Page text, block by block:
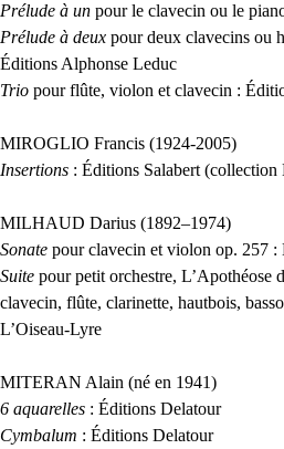
Prélude à un pour le clavecin ou le
Prélude à deux pour deux clavecins ou
Éditions Alphonse Leduc
Trio pour flûte, violon et clavecin :
MIROGLIO Francis (1924-2005)
Insertions : Éditions Salabert (collection
MILHAUD Darius (1892–1974)
Sonate pour clavecin et violon op. 257 :
Suite pour petit orchestre, L’Apothéose
clavecin, flûte, clarinette, hautbois,
L’Oiseau-Lyre
MITERAN Alain (né en 1941)
6 aquarelles : Éditions Delatour
Cymbalum : Éditions Delatour